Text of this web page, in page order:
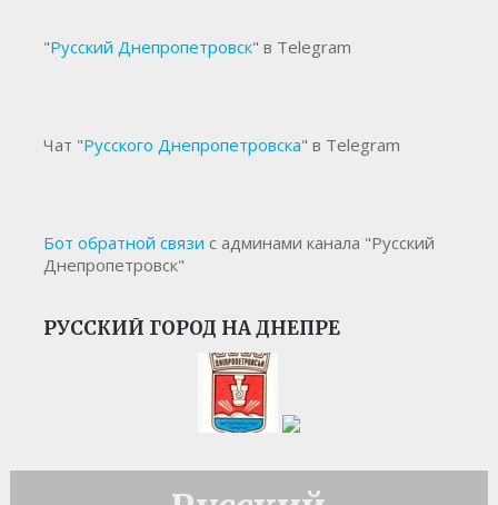
"Русский Днепропетровск" в Telegram
Чат "Русского Днепропетровска" в Telegram
Бот обратной связи с админами канала "Русский
Днепропетровск"
РУССКИЙ ГОРОД НА ДНЕПРЕ